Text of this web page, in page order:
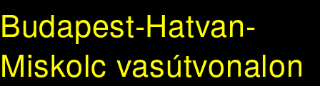
Budapest-Hatvan-
Miskolc vasútvonalon